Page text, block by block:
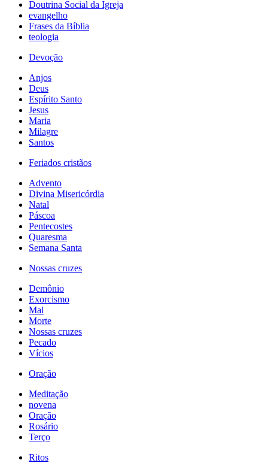
Doutrina Social da Igreja
evangelho
Frases da Bíblia
teologia
Devoção
Anjos
Deus
Espírito Santo
Jesus
Maria
Milagre
Santos
Feriados cristãos
Advento
Divina Misericórdia
Natal
Páscoa
Pentecostes
Quaresma
Semana Santa
Nossas cruzes
Demônio
Exorcismo
Mal
Morte
Nossas cruzes
Pecado
Vícios
Oração
Meditação
novena
Oração
Rosário
Terço
Ritos